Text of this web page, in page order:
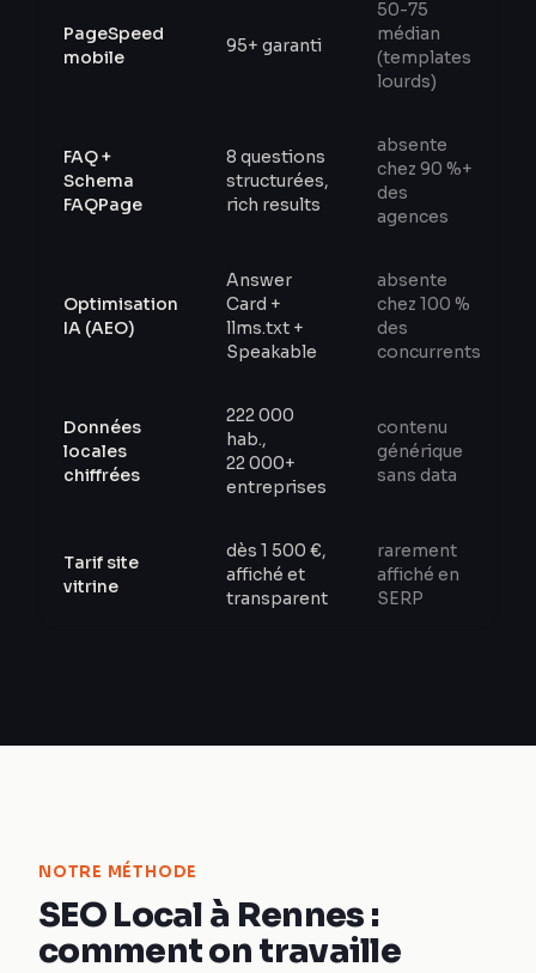
PageSpeed
mobile
95+ garanti
50-75
médian
(templates
lourds)
FAQ +
Schema
FAQPage
8 questions
structurées,
rich results
absente
chez 90 %+
des
agences
Optimisation
IA (AEO)
Answer
Card +
llms.txt +
Speakable
absente
chez 100 %
des
concurrents
Données
locales
chiffrées
222 000
hab.,
22 000+
entreprises
contenu
générique
sans data
Tarif site
vitrine
dès 1 500 €,
affiché et
transparent
rarement
affiché en
SERP
NOTRE MÉTHODE
SEO Local à Rennes :
comment on travaille